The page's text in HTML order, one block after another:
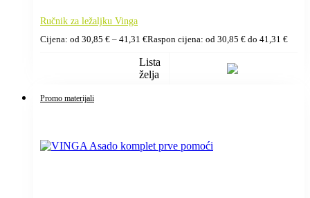
Ručnik za ležaljku Vinga
Cijena: od 30,85 € – 41,31 €Raspon cijena: od 30,85 € do 41,31 €
Lista
želja
Promo materijali